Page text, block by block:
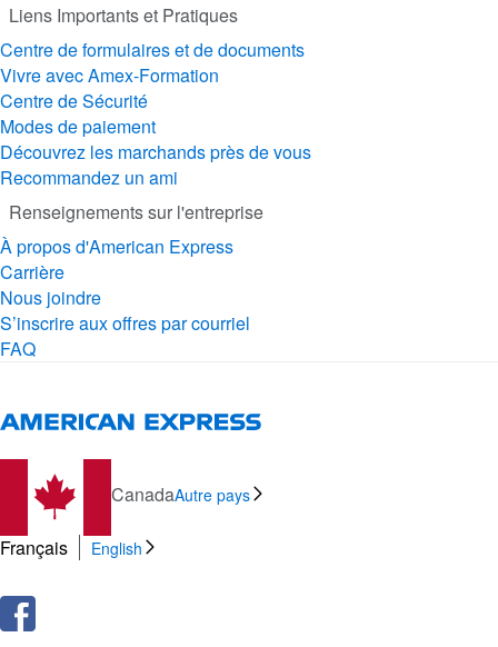
Liens Importants et Pratiques
Centre de formulaires et de documents
Vivre avec Amex-Formation
Centre de Sécurité
Modes de paiement
Découvrez les marchands près de vous
Recommandez un ami
Renseignements sur l'entreprise
À propos d'American Express
Carrière
Nous joindre
S’inscrire aux offres par courriel
FAQ
CanadaAutre pays
Français English